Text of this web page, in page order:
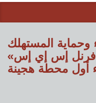
وحماية المستهلك
إس إي إس»
أول محطة هجينة